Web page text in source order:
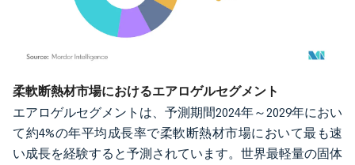
画像 © Mordor Intelligence。再利用にはCC BY 4.0の表示が必要です。
柔軟断熱材市場におけるエアロゲルセグメント
エアロゲルセグメントは、予測期間2024年～2029年におい
て約4%の年平均成長率で柔軟断熱材市場において最も速
い成長を経験すると予測されています。世界最軽量の固体